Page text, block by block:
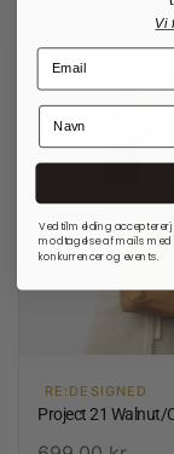
RE:DESIGNED
Project 21 Walnut/
Vi
Ved tilmelding accepterer
modtagelse af mails med
konkurrencer og events.